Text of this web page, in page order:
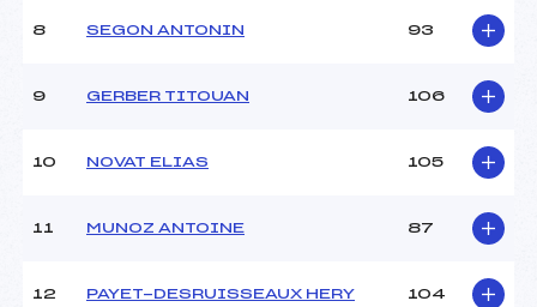
8 SEGON ANTONIN 93
9 GERBER TITOUAN 106
10 NOVAT ELIAS 105
11 MUNOZ ANTOINE 87
12 PAYET-DESRUISSEAUX HERY 104